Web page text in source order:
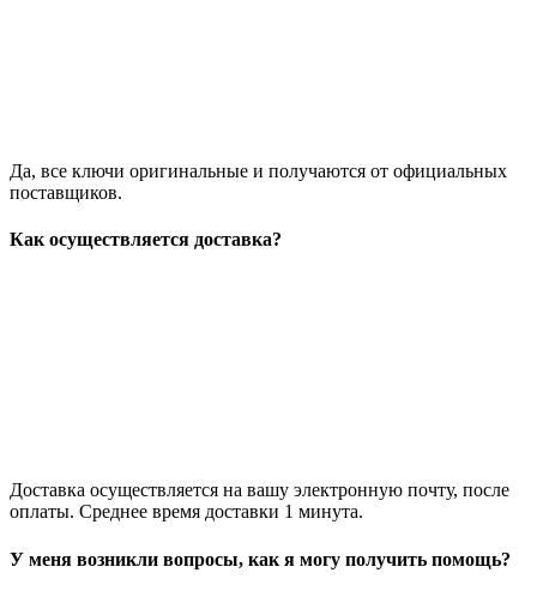
Да, все ключи оригинальные и получаются от официальных
поставщиков.
Как осуществляется доставка?
Доставка осуществляется на вашу электронную почту, после
оплаты. Среднее время доставки 1 минута.
У меня возникли вопросы, как я могу получить помощь?